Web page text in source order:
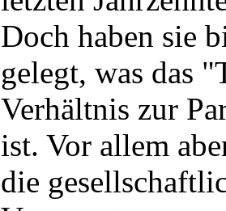
Doch haben sie
gelegt, was das
Verhältnis zur
ist. Vor allem
die